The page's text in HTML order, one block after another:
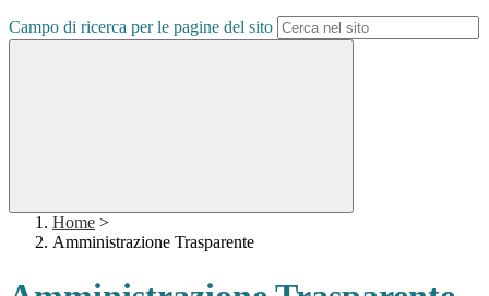
Campo di ricerca per le pagine del sito
Home >
Amministrazione Trasparente